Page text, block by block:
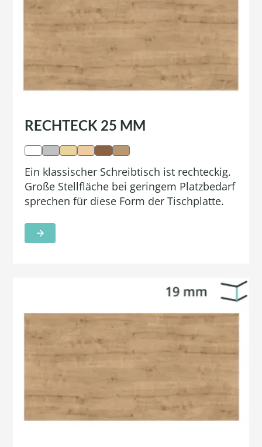
RECHTECK 25 MM
Ein klassischer Schreibtisch ist rechteckig.
Große Stellfläche bei geringem Platzbedarf
sprechen für diese Form der Tischplatte.